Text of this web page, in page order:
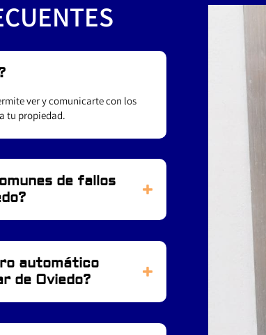
ver y comunicarte con los
tu propiedad.
de fallos
automático
de Oviedo?